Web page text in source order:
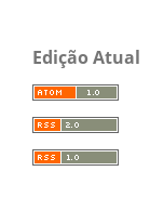
Edição Atual